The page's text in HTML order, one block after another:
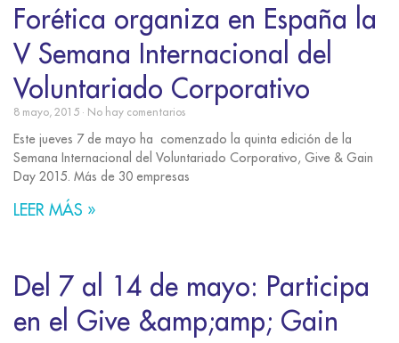
Forética organiza en España la
V Semana Internacional del
Voluntariado Corporativo
8 mayo, 2015 No hay comentarios
Este jueves 7 de mayo ha comenzado la quinta edición de la
Semana Internacional del Voluntariado Corporativo, Give & Gain
Day 2015. Más de 30 empresas
LEER MÁS »
Del 7 al 14 de mayo: Participa
en el Give &amp;amp; Gain